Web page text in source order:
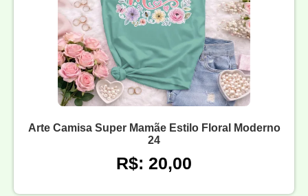
Arte Camisa Super Mamãe Estilo Floral Moderno
24
R$: 20,00